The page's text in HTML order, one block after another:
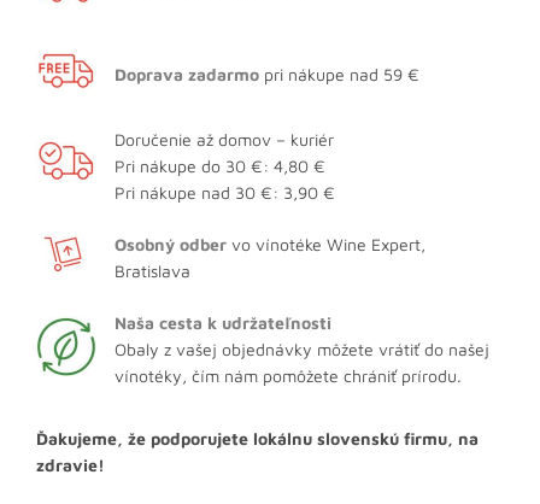
Doprava zadarmo pri nákupe nad 59 €
Doručenie až domov – kuriér
Pri nákupe do 30 €: 4,80 €
Pri nákupe nad 30 €: 3,90 €
Osobný odber vo vínotéke Wine Expert,
Bratislava
Naša cesta k udržateľnosti
Obaly z vašej objednávky môžete vrátiť do našej
vínotéky, čím nám pomôžete chrániť prírodu.
Ďakujeme, že podporujete lokálnu slovenskú firmu, na
zdravie!